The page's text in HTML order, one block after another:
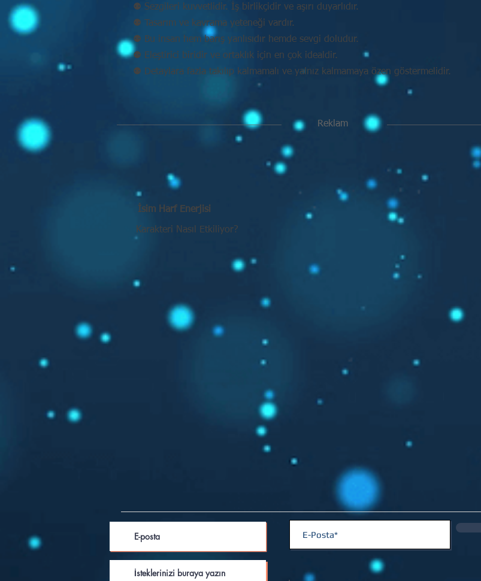
⚉ Sezgileri kuvvetlidir. İş birlikçidir ve aşırı duyarlıdır.
⚉ Tasarım ve kavrama yeteneği vardır.
⚉ Bu insan hem barış yanlısıdır hemde sevgi doludur.
⚉ Eleştirici biridir ve ortaklık için en çok idealdir.
⚉ Detaylara fazla takılıp kalmamalı ve yalnız kalmamaya özen göstermelidir.
Reklam
İsim Harf Enerjisi
Karakteri Nasıl Etkiliyor?